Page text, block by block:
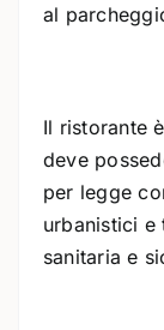
al
Il ristorante
deve
per legge
urbanistici e
sanitaria e